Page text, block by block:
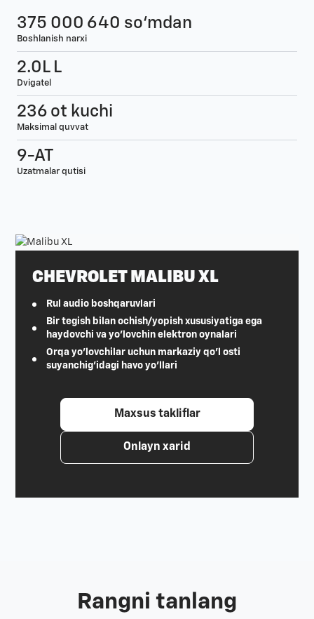
375 000 640 so‘mdan
Boshlanish narxi
2.0L L
Dvigatel
236 ot kuchi
Maksimal quvvat
9-AT
Uzatmalar qutisi
CHEVROLET MALIBU XL
Rul audio boshqaruvlari
Bir tegish bilan ochish/yopish xususiyatiga ega
haydovchi va yo'lovchin elektron oynalari
Orqa yo'lovchilar uchun markaziy qo'l osti
suyanchig'idagi havo yo'llari
Maxsus takliflar
Onlayn xarid
Rangni tanlang